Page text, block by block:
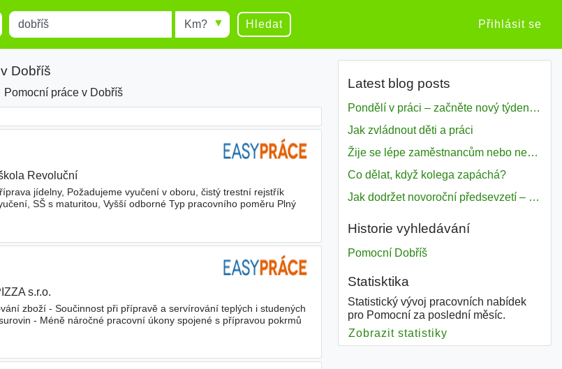
Místo Radius Hledat Přihlásit se
Dobříš
Pomocní práce v Dobříš
Revoluční
jídelny, Požadujeme vyučení v oboru, čistý trestní rejstřík
SŠ s maturitou, Vyšší odborné Typ pracovního poměru Plný
s.r.o.
zboží - Součinnost při přípravě a servírování teplých i studených
- Méně náročné pracovní úkony spojené s přípravou pokrmů
Latest blog posts
Pondělí v práci – začněte nový týden s motivací
Jak zvládnout děti a práci
Žije se lépe zaměstnancům nebo nezavislým pracovníkům
Co dělat, když kolega zapáchá?
Jak dodržet novoroční předsevzetí – naše tipy pro dobrý začátek roku 2018
Historie vyhledávání
Pomocní Dobříš
Statisktika
Statistický vývoj pracovních nabídek
pro Pomocní za poslední měsíc.
Zobrazit statistiky